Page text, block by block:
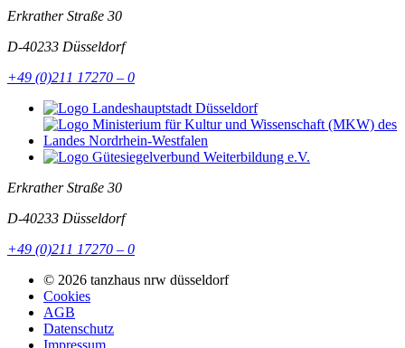
Erkrather Straße 30
D-40233 Düsseldorf
+49 (0)211 17270 – 0
Erkrather Straße 30
D-40233 Düsseldorf
+49 (0)211 17270 – 0
© 2026 tanzhaus nrw düsseldorf
Cookies
AGB
Datenschutz
Impressum